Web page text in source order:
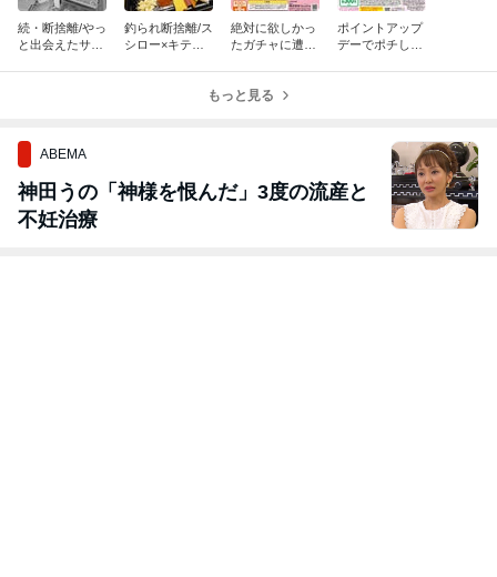
続・断捨離/やっ
と出会えたサプ
釣られ断捨離/ス
シロー×キティ/
絶対に欲しかっ
たガチャに遭遇/
ポイントアップ
デーでポチした
もっと見る
ABEMA
神田うの「神様を恨んだ」3度の流産と
不妊治療